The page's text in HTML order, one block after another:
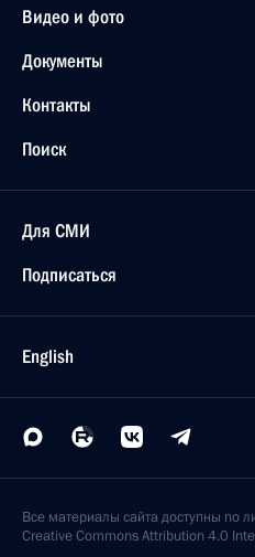
Видео и фото
Документы
Контакты
Поиск
Для СМИ
Подписаться
English
Все материалы сайта доступны по
Creative Commons Attribution 4.0